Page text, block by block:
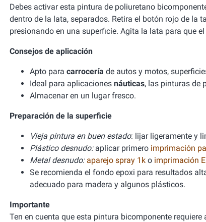
Debes activar esta pintura de poliuretano
dentro de la lata, separados. Retira el botón rojo de la
presionando en una superficie. Agita la lata para que
Consejos de aplicación
Apto para carrocería de autos y motos,
Ideal para aplicaciones náuticas, las pinturas de
Almacenar en un lugar fresco.
Preparación de la superficie
Vieja pintura en buen estado: lijar ligeramente y
Plástico desnudo:aplicar primero imprimación
Metal desnudo: aparejo spray 1k o imprimación
Se recomienda el fondo epoxi para resultados
adecuado para madera y algunos plásticos.
Importante
Ten en cuenta que esta pintura bicomponente